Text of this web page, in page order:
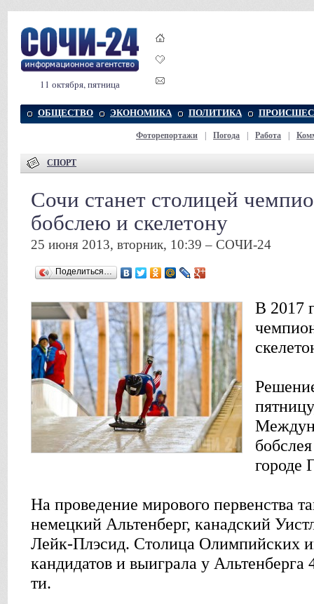
11 октября, пятница
ОБЩЕСТВО ЭКОНОМИКА ПОЛИТИКА
Фоторепортажи Погода Работа
СПОРТ
Сочи станет столицей
бобслею и скелетону
25 июня 2013, вторник, 10:39 – СОЧИ-24
Поделиться…
В 2017
городе
На проведение мирового первенства
немецкий Альтенберг, канадский
Лейк-Плэсид. Столица Олимпийских
кандидатов и выиграла у Альтенберга
ти.